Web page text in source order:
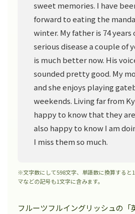
sweet memories. I have
forward to eating the
winter. My father is 74 years
serious disease a couple of
is much better now. His
sounded pretty good. My
and she enjoys playing
weekends. Living far from
happy to know that they
also happy to know I am
I miss them so much.
※文字数にして598文字、単語数に換算すると
マなどの記号も1文字に含みます。
フルーツフルイングリッシュの「